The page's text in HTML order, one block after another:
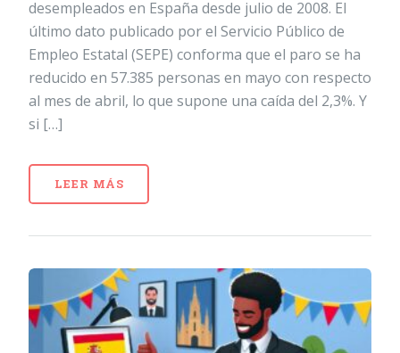
desempleados en España desde julio de 2008. El
último dato publicado por el Servicio Público de
Empleo Estatal (SEPE) conforma que el paro se ha
reducido en 57.385 personas en mayo con respecto
al mes de abril, lo que supone una caída del 2,3%. Y
si […]
LEER MÁS